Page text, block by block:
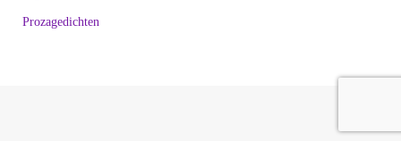
Prozagedichten